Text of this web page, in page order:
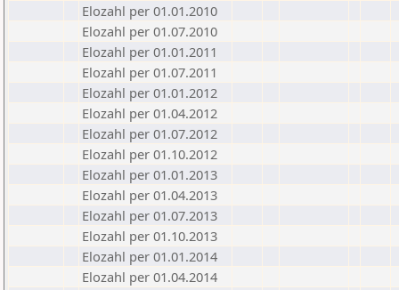
Elozahl per 01.01.2010
Elozahl per 01.07.2010
Elozahl per 01.01.2011
Elozahl per 01.07.2011
Elozahl per 01.01.2012
Elozahl per 01.04.2012
Elozahl per 01.07.2012
Elozahl per 01.10.2012
Elozahl per 01.01.2013
Elozahl per 01.04.2013
Elozahl per 01.07.2013
Elozahl per 01.10.2013
Elozahl per 01.01.2014
Elozahl per 01.04.2014